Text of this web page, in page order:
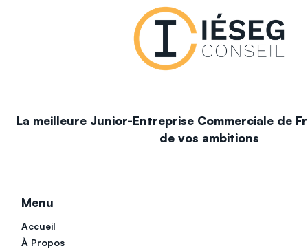
La meilleure Junior-Entreprise Commerciale de
de vos ambitions
Menu
Accueil
À Propos